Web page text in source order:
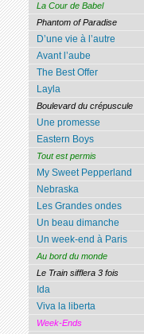
La Cour de Babel
Phantom of Paradise
D’une vie à l’autre
Avant l’aube
The Best Offer
Layla
Boulevard du crépuscule
Une promesse
Eastern Boys
Tout est permis
My Sweet Pepperland
Nebraska
Les Grandes ondes
Un beau dimanche
Un week-end à Paris
Au bord du monde
Le Train sifflera 3 fois
Ida
Viva la liberta
Week-Ends